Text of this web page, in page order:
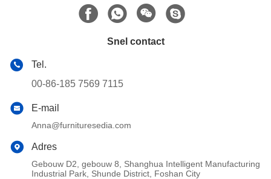
Snel contact
Tel.
00-86-185 7569 7115
E-mail
Anna@furnituresedia.com
Adres
Gebouw D2, gebouw 8, Shanghua Intelligent Manufacturing
Industrial Park, Shunde District, Foshan City